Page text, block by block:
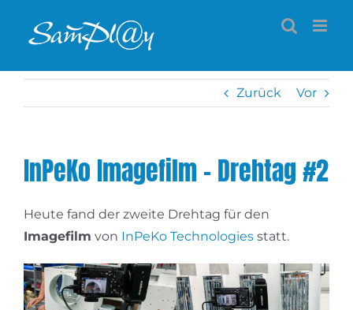
Inhalt
Zurück Vor
InPeKo Imagefilm – Drehtag #2
Heute fand der zweite Drehtag für den
Imagefilm von InPeKo Technologies statt.